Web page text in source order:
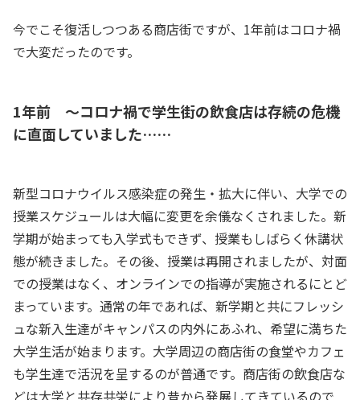
今でこそ復活しつつある商店街ですが、1年前はコロナ禍
で大変だったのです。
1年前 ～コロナ禍で学生街の飲食店は存続の危機
に直面していました……
新型コロナウイルス感染症の発生・拡大に伴い、大学での
授業スケジュールは大幅に変更を余儀なくされました。新
学期が始まっても入学式もできず、授業もしばらく休講状
態が続きました。その後、授業は再開されましたが、対面
での授業はなく、オンラインでの指導が実施されるにとど
まっています。通常の年であれば、新学期と共にフレッシ
ュな新入生達がキャンパスの内外にあふれ、希望に満ちた
大学生活が始まります。大学周辺の商店街の食堂やカフェ
も学生達で活況を呈するのが普通です。商店街の飲食店な
どは大学と共存共栄により昔から発展してきているので